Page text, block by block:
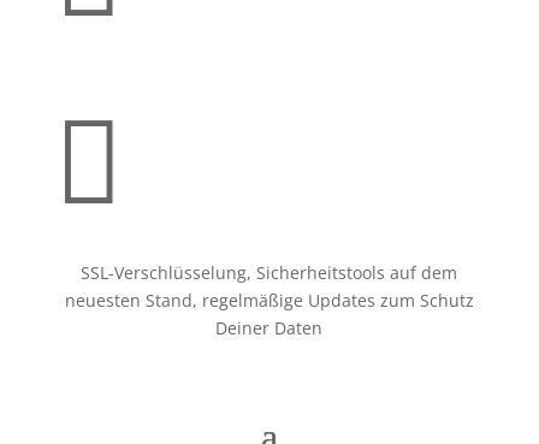

SSL-Verschlüsselung, Sicherheitstools auf dem
neuesten Stand, regelmäßige Updates zum Schutz
Deiner Daten